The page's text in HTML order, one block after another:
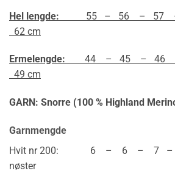
Hel lengde: 55 – 56 – 57
62 cm
Ermelengde: 44 – 45 – 46
49 cm
GARN: Snorre (100 % Highland
Garnmengde
Hvit nr 200: 6 – 6 –
nøster